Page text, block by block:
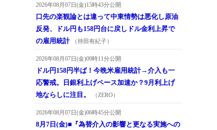
2026年08月07日(金)15時43分公開
口先の楽観論とは違って中東情勢は悪化し原油
反発、ドル円も158円台に戻しドル金利上昇で
の雇用統計
（持田有紀子）
2026年08月07日(金)09時11分公開
ドル円158円半ば！今晩米雇用統計→介入も一
応警戒。日銀利上げペース加速か？9月利上げ
地ならしに注目。
（ZERO）
2026年08月07日(金)06時45分公開
8月7日(金)■『為替介入の影響と更なる実施への